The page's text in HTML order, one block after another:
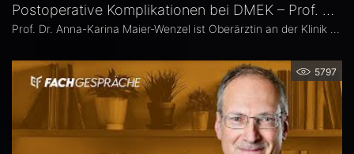
Postoperative Komplikationen bei DMEK – Prof. Dr. Anna-Karina Maier-Wenzel
5797